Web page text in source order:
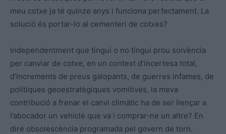
meu cotxe ja té quinze anys i funciona perfectament. La
solució és portar-lo al cementeri de cotxes?
Independentment que tingui o no tingui prou solvència
per canviar de cotxe, en un context d’incertesa total,
d’increments de preus galopants, de guerres infames, de
polítiques geoestratègiques vomitives, la meva
contribució a frenar el canvi climàtic ha de ser llençar a
l’abocador un vehicle que va i comprar-ne un altre? En
diré obsolescència programada pel govern de torn.